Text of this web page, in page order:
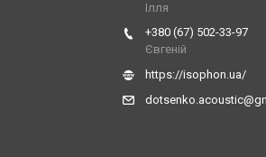
Ілля
+380 (67) 502-33-97
Євгеній
https://isophon.ua/